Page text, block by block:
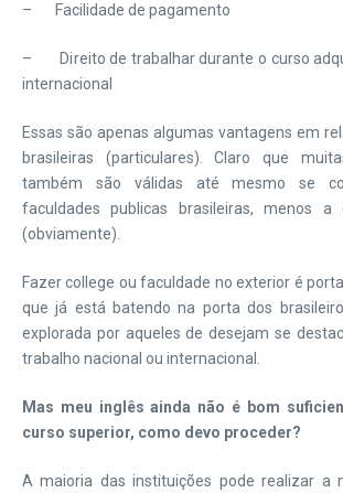
– Facilidade de pagamento
– Direito de trabalhar durante o curso
internacional
Essas são apenas algumas vantagens em
brasileiras (particulares). Claro que
também são válidas até mesmo se
faculdades publicas brasileiras, menos
(obviamente).
Fazer college ou faculdade no exterior é
que já está batendo na porta dos
explorada por aqueles de desejam se
trabalho nacional ou internacional.
Mas meu inglês ainda não é bom
curso superior, como devo proceder?
A maioria das instituições pode realizar a